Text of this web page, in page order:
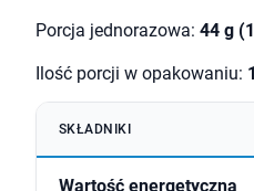
Porcja jednorazowa: 44 g
Ilość porcji w opakowaniu: 1
SKŁADNIKI
Wartość energetyczna